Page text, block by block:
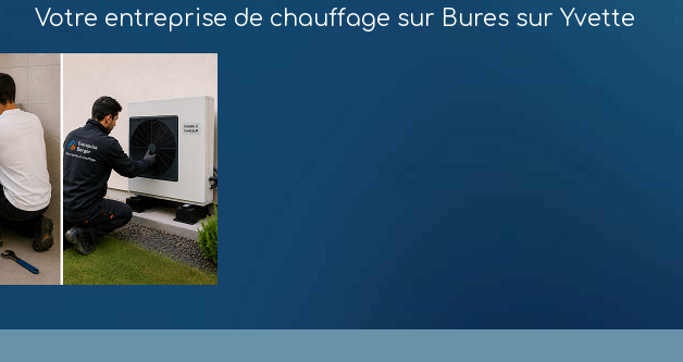
Votre entreprise de chauffage sur Bures sur Yvette